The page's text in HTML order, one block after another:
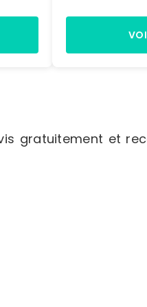
x L. 200 x P.
plastiques
- Dimensions
gratuitement et